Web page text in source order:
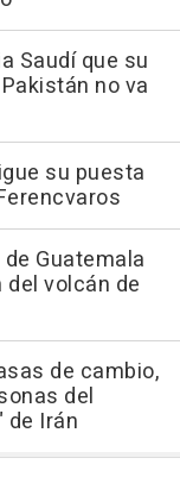
Saudí que su
no va
su puesta
Guatemala
volcán de
de cambio,
del
Irán